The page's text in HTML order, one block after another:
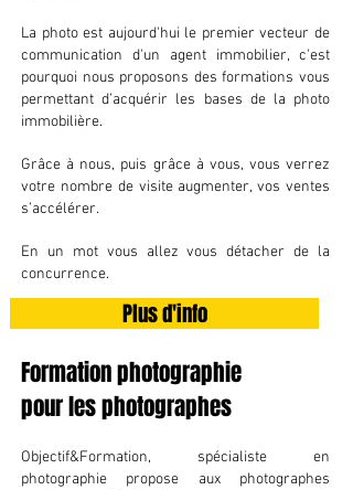
La photo est aujourd'hui le premier vecteur de
communication d'un agent immobilier, c'est
pourquoi nous proposons des formations vous
permettant d’acquérir les bases de la photo
immobilière.
Grâce à nous, puis grâce à vous, vous verrez
votre nombre de visite augmenter, vos ventes
s’accélérer.
En un mot vous allez vous détacher de la
concurrence.
Formation photographie
pour les photographes
Objectif&Formation, spécialiste en
photographie propose aux photographes
Plus d'info